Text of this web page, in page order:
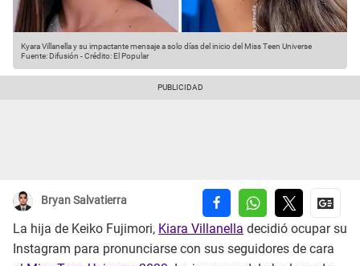
Kyara Villanella y su impactante mensaje a solo días del inicio del Miss Teen Universe
Fuente: Difusión -Crédito: El Popular
Bryan Salvatierra
La hija de Keiko Fujimori, Kiara Villanella decidió ocupar su
Instagram para pronunciarse con sus seguidores de cara